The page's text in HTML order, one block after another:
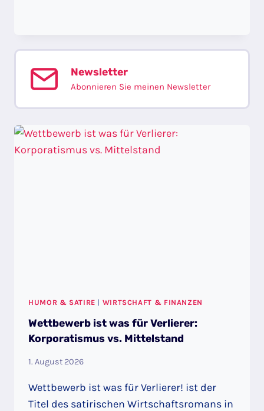
Newsletter
Abonnieren Sie meinen Newsletter
HUMOR & SATIRE | WIRTSCHAFT & FINANZEN
Wettbewerb ist was für Verlierer:
Korporatismus vs. Mittelstand
1. August 2026
Wettbewerb ist was für Verlierer! ist der
Titel des satirischen Wirtschaftsromans in